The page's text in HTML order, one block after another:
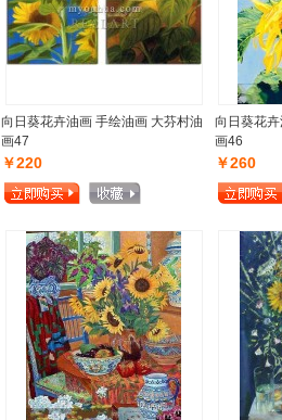
向日葵花卉油画 手绘油画 大芬村油
画47
￥220
向日葵花
画46
￥260